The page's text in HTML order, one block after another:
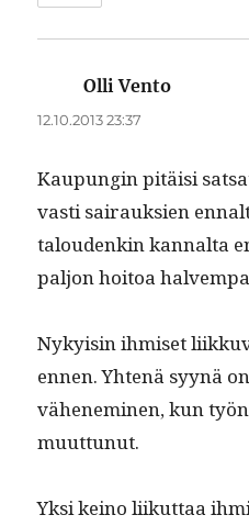
Olli Vento
12.10.2013 23:37
Kaupun­gin pitäisi
vasti sairauk­sien
taloudenkin kannal­ta
paljon hoitoa
Nyky­isin ihmiset
ennen. Yht­enä syynä
vähen­e­m­i­nen, kun
muuttunut.
Yksi keino liikut­taa